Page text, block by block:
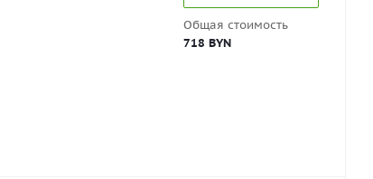
Общая стоимость
718 BYN